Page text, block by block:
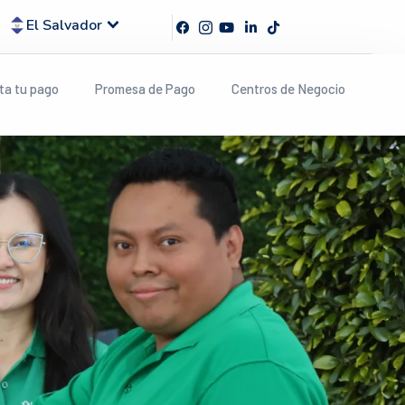
El Salvador keyboard_arrow_down
tu pago Promesa de Pago Centros de Negocio